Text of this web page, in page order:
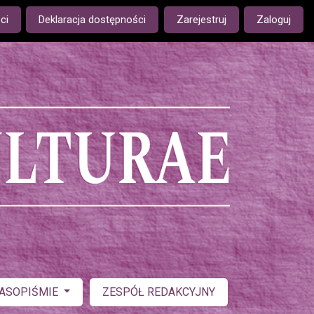
is: Deklaracja dostępności Zarejestruj Zaloguj
ZESPÓŁ REDAKCYJNY